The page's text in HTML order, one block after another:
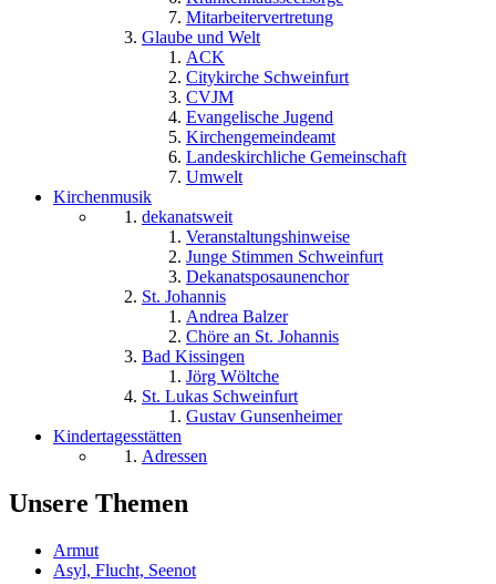
Mitarbeitervertretung
Glaube und Welt
ACK
Citykirche Schweinfurt
CVJM
Evangelische Jugend
Kirchengemeindeamt
Landeskirchliche Gemeinschaft
Umwelt
Kirchenmusik
dekanatsweit
Veranstaltungshinweise
Junge Stimmen Schweinfurt
Dekanatsposaunenchor
St. Johannis
Andrea Balzer
Chöre an St. Johannis
Bad Kissingen
Jörg Wöltche
St. Lukas Schweinfurt
Gustav Gunsenheimer
Kindertagesstätten
Adressen
Unsere Themen
Armut
Asyl, Flucht, Seenot